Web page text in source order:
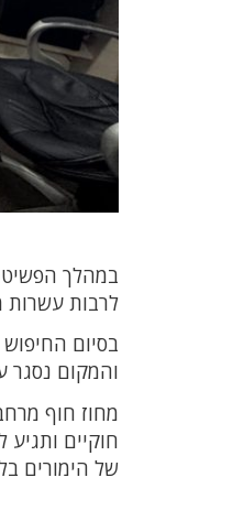
במהלך
לרבות עשרות
והמקום
מחוז חוף
חוקיים
של הימורים